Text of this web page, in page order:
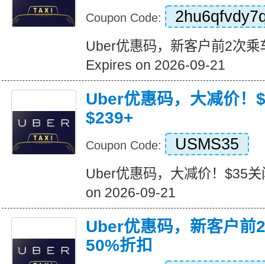
Coupon Code:
Uber优惠码，新客户前2次乘
Expires on 2026-09-21
Uber优惠码，大减价！
$239+
Coupon Code: USMS35
Uber优惠码，大减价！$35
on 2026-09-21
Uber优惠码，新客户前
50%折扣